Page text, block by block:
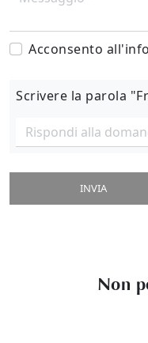
Acconsento
Scrivere la parola
INVIA
Non